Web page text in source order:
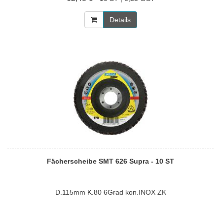
Details
Fächerscheibe SMT 626 Supra - 10 ST
D.115mm K.80 6Grad kon.INOX ZK